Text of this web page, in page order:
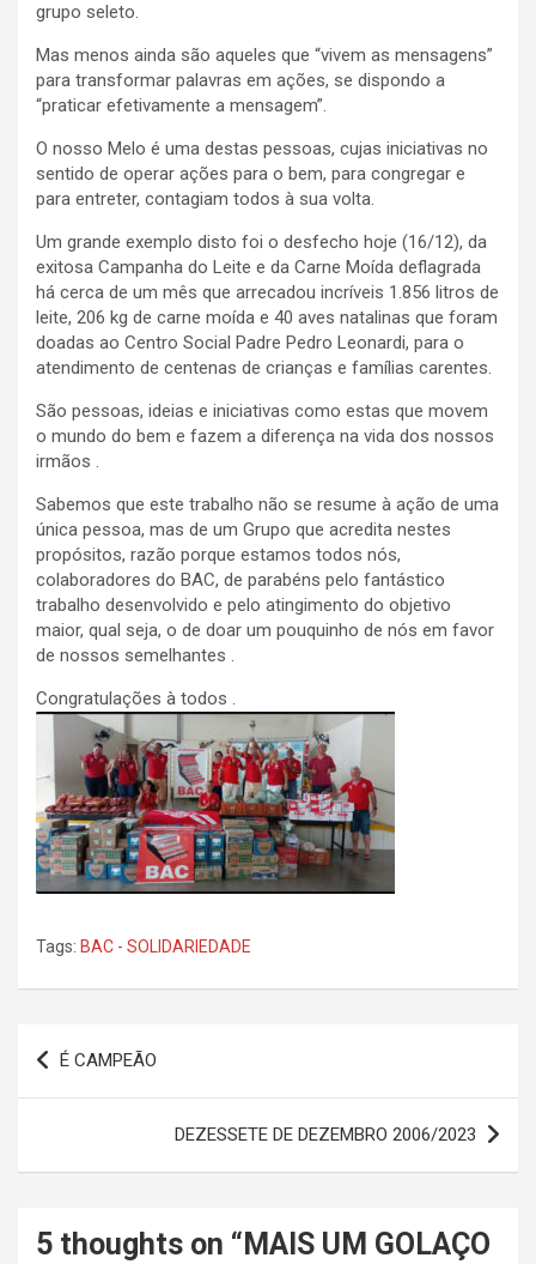
grupo seleto.
Mas menos ainda são aqueles que “vivem as mensagens”
para transformar palavras em ações, se dispondo a
“praticar efetivamente a mensagem”.
O nosso Melo é uma destas pessoas, cujas iniciativas no
sentido de operar ações para o bem, para congregar e
para entreter, contagiam todos à sua volta.
Um grande exemplo disto foi o desfecho hoje (16/12), da
exitosa Campanha do Leite e da Carne Moída deflagrada
há cerca de um mês que arrecadou incríveis 1.856 litros de
leite, 206 kg de carne moída e 40 aves natalinas que foram
doadas ao Centro Social Padre Pedro Leonardi, para o
atendimento de centenas de crianças e famílias carentes.
São pessoas, ideias e iniciativas como estas que movem
o mundo do bem e fazem a diferença na vida dos nossos
irmãos .
Sabemos que este trabalho não se resume à ação de uma
única pessoa, mas de um Grupo que acredita nestes
propósitos, razão porque estamos todos nós,
colaboradores do BAC, de parabéns pelo fantástico
trabalho desenvolvido e pelo atingimento do objetivo
maior, qual seja, o de doar um pouquinho de nós em favor
de nossos semelhantes .
Congratulações à todos .
Tags: BAC - SOLIDARIEDADE
Navegação
de
É CAMPEÃO
DEZESSETE DE DEZEMBRO 2006/2023
5 thoughts on “ MAIS UM GOLAÇO